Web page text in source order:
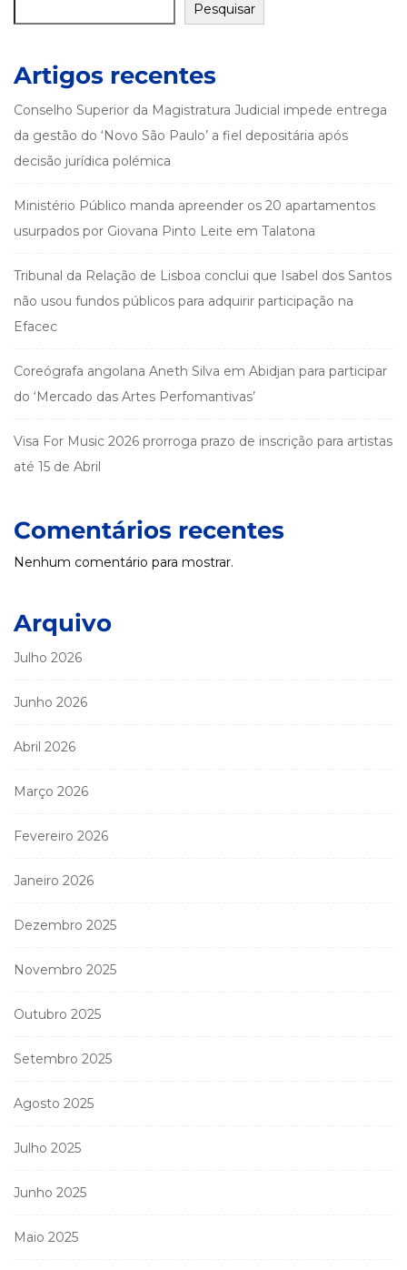
Pesquisar
Artigos recentes
Conselho Superior da Magistratura Judicial impede entrega
da gestão do ‘Novo São Paulo’ a fiel depositária após
decisão jurídica polémica
Ministério Público manda apreender os 20 apartamentos
usurpados por Giovana Pinto Leite em Talatona
Tribunal da Relação de Lisboa conclui que Isabel dos Santos
não usou fundos públicos para adquirir participação na
Efacec
Coreógrafa angolana Aneth Silva em Abidjan para participar
do ‘Mercado das Artes Perfomantivas’
Visa For Music 2026 prorroga prazo de inscrição para artistas
até 15 de Abril
Comentários recentes
Nenhum comentário para mostrar.
Arquivo
Julho 2026
Junho 2026
Abril 2026
Março 2026
Fevereiro 2026
Janeiro 2026
Dezembro 2025
Novembro 2025
Outubro 2025
Setembro 2025
Agosto 2025
Julho 2025
Junho 2025
Maio 2025